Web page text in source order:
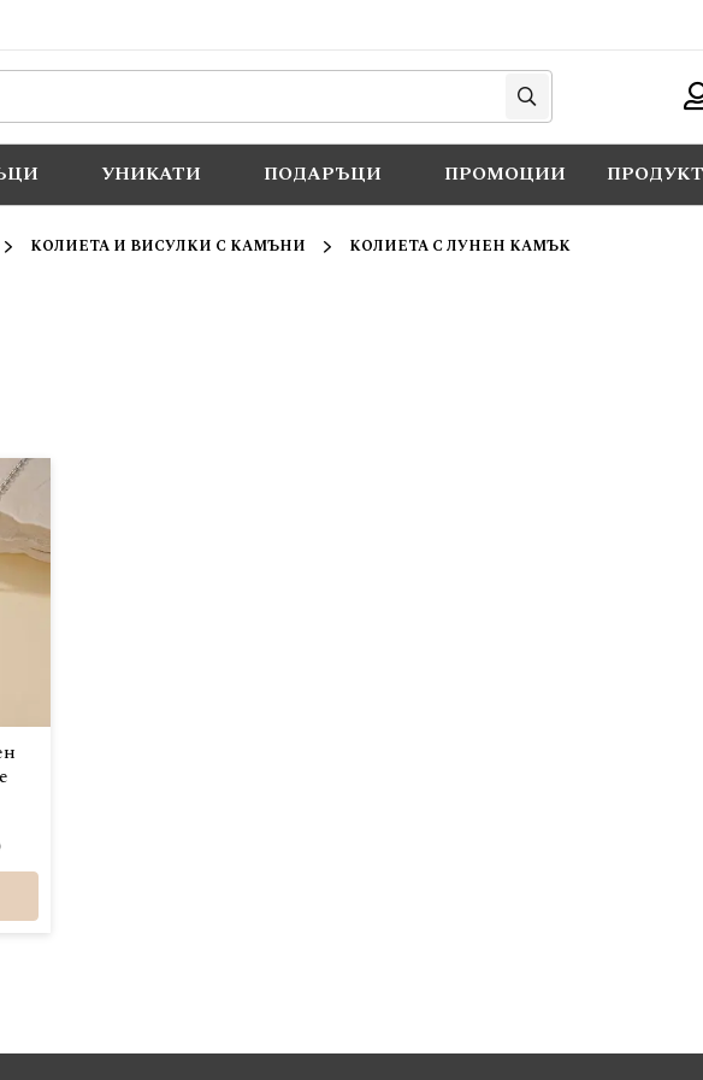
Търси
УНИКАТИ ПОДАРЪЦИ ПРОМОЦИИ
КОЛИЕТА И ВИСУЛКИ С КАМЪНИ КОЛИЕТА С ЛУНЕН КАМЪК